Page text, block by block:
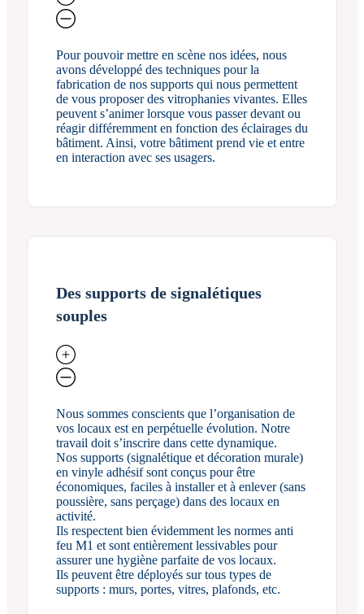
Pour pouvoir mettre en scène nos idées, nous
avons développé des techniques pour la
fabrication de nos supports qui nous permettent
de vous proposer des vitrophanies vivantes. Elles
peuvent s’animer lorsque vous passer devant ou
réagir différemment en fonction des éclairages du
bâtiment. Ainsi, votre bâtiment prend vie et entre
en interaction avec ses usagers.
Des supports de signalétiques
souples
Nous sommes conscients que l’organisation de
vos locaux est en perpétuelle évolution. Notre
travail doit s’inscrire dans cette dynamique.
Nos supports (signalétique et décoration murale)
en vinyle adhésif sont conçus pour être
économiques, faciles à installer et à enlever (sans
poussière, sans perçage) dans des locaux en
activité.
Ils respectent bien évidemment les normes anti
feu M1 et sont entièrement lessivables pour
assurer une hygiène parfaite de vos locaux.
Ils peuvent être déployés sur tous types de
supports : murs, portes, vitres, plafonds, etc.